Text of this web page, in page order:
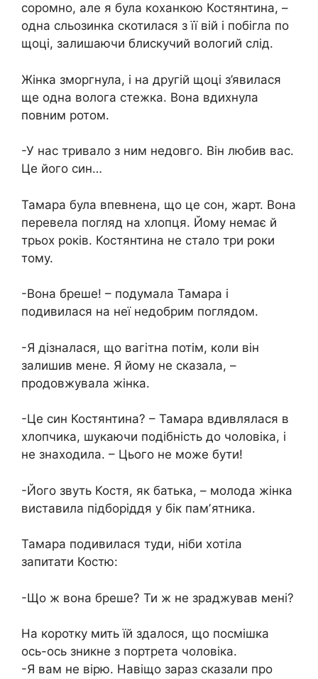
соромно, але я була коханкою Костянтина, –
одна сльозинка скотилася з її вій і побігла по
щоці, залишаючи блискучий вологий слід.
Жінка зморгнула, і на другій щоці з’явилася
ще одна волога стежка. Вона вдихнула
повним ротом.
-У нас тривало з ним недовго. Він любив вас.
Це його син…
Тамара була впевнена, що це сон, жарт. Вона
перевела погляд на хлопця. Йому немає й
трьох років. Костянтина не стало три роки
тому.
-Вона бреше! – подумала Тамара і
подивилася на неї недобрим поглядом.
-Я дізналася, що вагітна потім, коли він
залишив мене. Я йому не сказала, –
продовжувала жінка.
-Це син Костянтина? – Тамара вдивлялася в
хлопчика, шукаючи подібність до чоловіка, і
не знаходила. – Цього не може бути!
-Його звуть Костя, як батька, – молода жінка
виставила підборіддя у бік памʼятника.
Тамара подивилася туди, ніби хотіла
запитати Костю:
-Що ж вона бреше? Ти ж не зраджував мені?
На коротку мить їй здалося, що посмішка
ось-ось зникне з портрета чоловіка.
-Я вам не вірю. Навіщо зараз сказали про